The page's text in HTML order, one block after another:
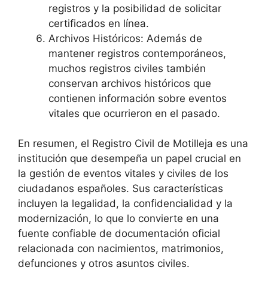
registros y la posibilidad de solicitar
certificados en línea.
Archivos Históricos: Además de
mantener registros contemporáneos,
muchos registros civiles también
conservan archivos históricos que
contienen información sobre eventos
vitales que ocurrieron en el pasado.
En resumen, el Registro Civil de Motilleja es una
institución que desempeña un papel crucial en
la gestión de eventos vitales y civiles de los
ciudadanos españoles. Sus características
incluyen la legalidad, la confidencialidad y la
modernización, lo que lo convierte en una
fuente confiable de documentación oficial
relacionada con nacimientos, matrimonios,
defunciones y otros asuntos civiles.